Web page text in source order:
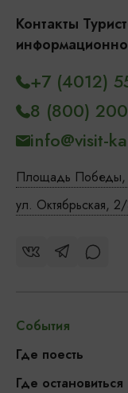
Контакты
Площадь Победы,
ул. Октябрьская,
+7 (4012)
8 (800)
info@visit-
События
Где поесть
Где остановиться